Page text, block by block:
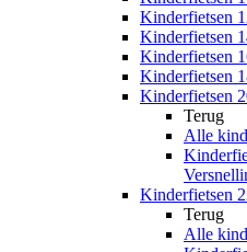
Kinderfietsen
Kinderfietsen
Kinderfietsen
Kinderfietsen
Kinderfietsen
Terug
Alle
Kinderfietsen
Terug
Alle